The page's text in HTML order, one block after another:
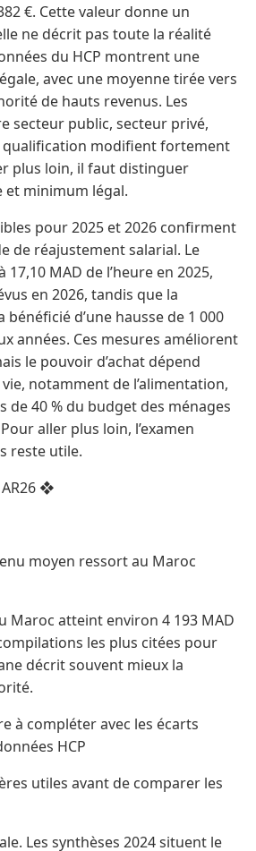
€. Cette valeur donne un
ne décrit pas toute la réalité
du HCP montrent une
avec une moyenne tirée vers
de hauts revenus. Les
secteur public, secteur privé,
qualification modifient fortement
plus loin, il faut distinguer
et minimum légal.
pour 2025 et 2026 confirment
de réajustement salarial. Le
17,10 MAD de l’heure en 2025,
en 2026, tandis que la
d’une hausse de 1 000
années. Ces mesures améliorent
le pouvoir d’achat dépend
notamment de l’alimentation,
de 40 % du budget des ménages
aller plus loin, l’examen
reste utile.
❖
moyen ressort au Maroc
Maroc atteint environ 4 193 MAD
les plus citées pour
décrit souvent mieux la
à compléter avec les écarts
HCP
utiles avant de comparer les
Les synthèses 2024 situent le